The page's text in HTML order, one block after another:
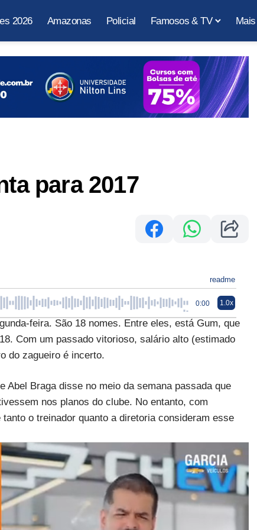
2026 Amazonas Policial Famosos & TV
para 2017
readme
0:00 1.0x
feira. São 18 nomes. Entre eles, está Gum, que
Com um passado vitorioso, salário alto (estimado
do zagueiro é incerto.
Abel Braga disse no meio da semana passada que
nos planos do clube. No entanto, com
o treinador quanto a diretoria consideram esse